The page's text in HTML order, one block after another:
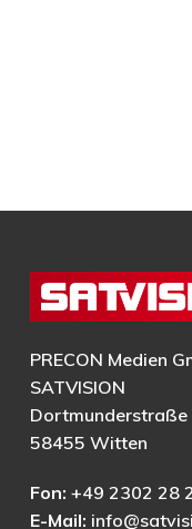
PRECON Medien
SATVISION
Dortmunderstraße
58455 Witten
Fon: +49 2302 28
E-Mail: